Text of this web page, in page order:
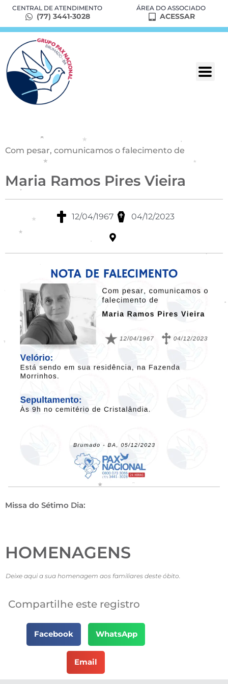
CENTRAL DE ATENDIMENTO
(77) 3441-3028
ÁREA DO ASSOCIADO
ACESSAR
Com pesar, comunicamos o falecimento de
Maria Ramos Pires Vieira
12/04/1967 04/12/2023
Missa do Sétimo Dia:
HOMENAGENS
Deixe aqui a sua homenagem aos familiares deste óbito.
Compartilhe este registro
Facebook WhatsApp
Email